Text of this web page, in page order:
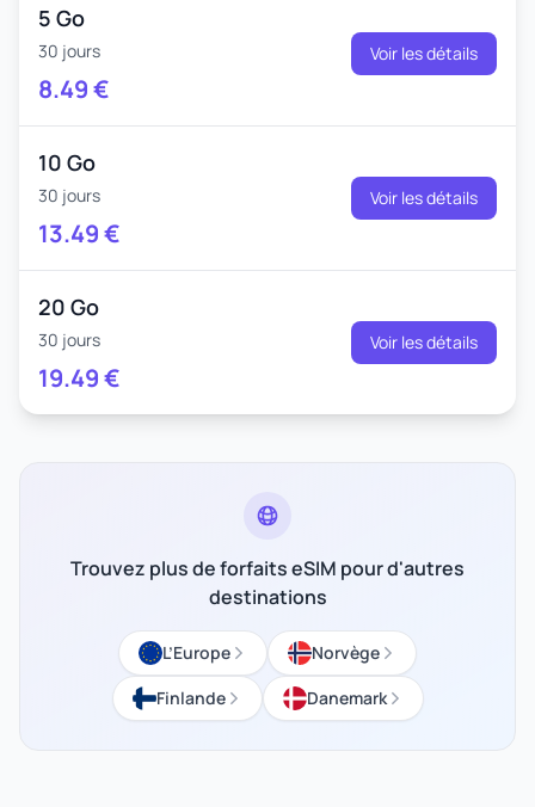
5 Go
30 jours
8.49€
Voir les détails
10 Go
30 jours
13.49€
Voir les détails
20 Go
30 jours
19.49€
Voir les détails
Trouvez plus de forfaits eSIM pour d'autres
destinations
L’Europe
Norvège
Finlande
Danemark